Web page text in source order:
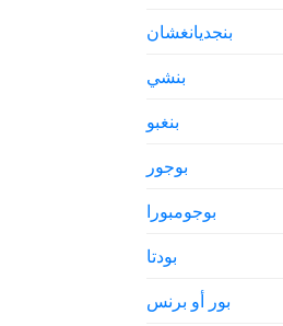
بنجديانغشان
بنشي
بنغبو
بوجور
بوجومبورا
بودتا
بور أو برنس